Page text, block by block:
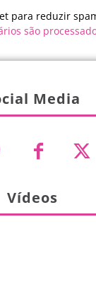
para reduzir
são
Media
Vídeos